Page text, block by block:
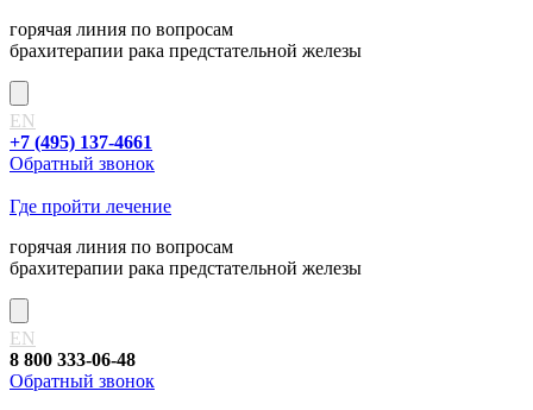
горячая линия по вопросам
брахитерапии рака предстательной железы
EN
+7 (495) 137-4661
Обратный звонок
Где пройти лечение
горячая линия по вопросам
брахитерапии рака предстательной железы
EN
8 800 333-06-48
Обратный звонок